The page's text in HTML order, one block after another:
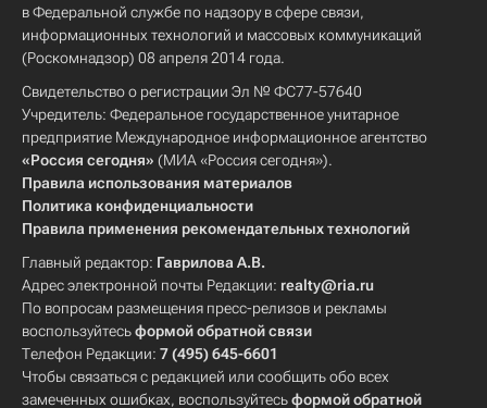
в Федеральной службе по надзору в сфере связи,
информационных технологий и массовых коммуникаций
(Роскомнадзор) 08 апреля 2014 года.
Свидетельство о регистрации Эл № ФС77-57640
Учредитель: Федеральное государственное унитарное
предприятие Международное информационное агентство
«Россия сегодня» (МИА «Россия сегодня»).
Правила использования материалов
Политика конфиденциальности
Правила применения рекомендательных технологий
Главный редактор: Гаврилова А.В.
Адрес электронной почты Редакции: realty@ria.ru
По вопросам размещения пресс-релизов и рекламы
воспользуйтесьформой обратной связи
Телефон Редакции: 7 (495) 645-6601
Чтобы связаться с редакцией или сообщить обо всех
замеченных ошибках, воспользуйтесьформой обратной